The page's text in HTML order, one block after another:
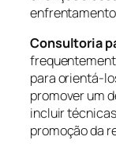
Consultoria
para orientá-
promover um
incluir
promoção da